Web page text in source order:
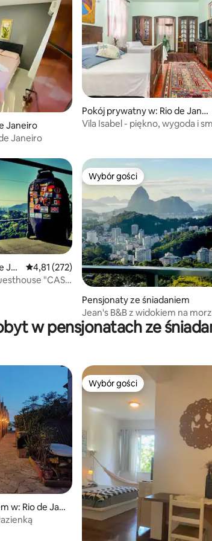
14
Janeiro
Janeiro
Pokój prywatny w: Rio de Janei
ro
Vila Isabel - piękno, wygoda i
14
Jan
Średnia ocena: 4,81 na 5, liczba recenzji: 272
4,81 (272)
"CASA
Wybór gości
Wybór gości
Pensjonaty ze śniadaniem
Jean's B&B z widokiem na
apartament Master Suite z
na...
w pensjonatach ze
w: Rio de Jan
Wybór gości
Wybór gości